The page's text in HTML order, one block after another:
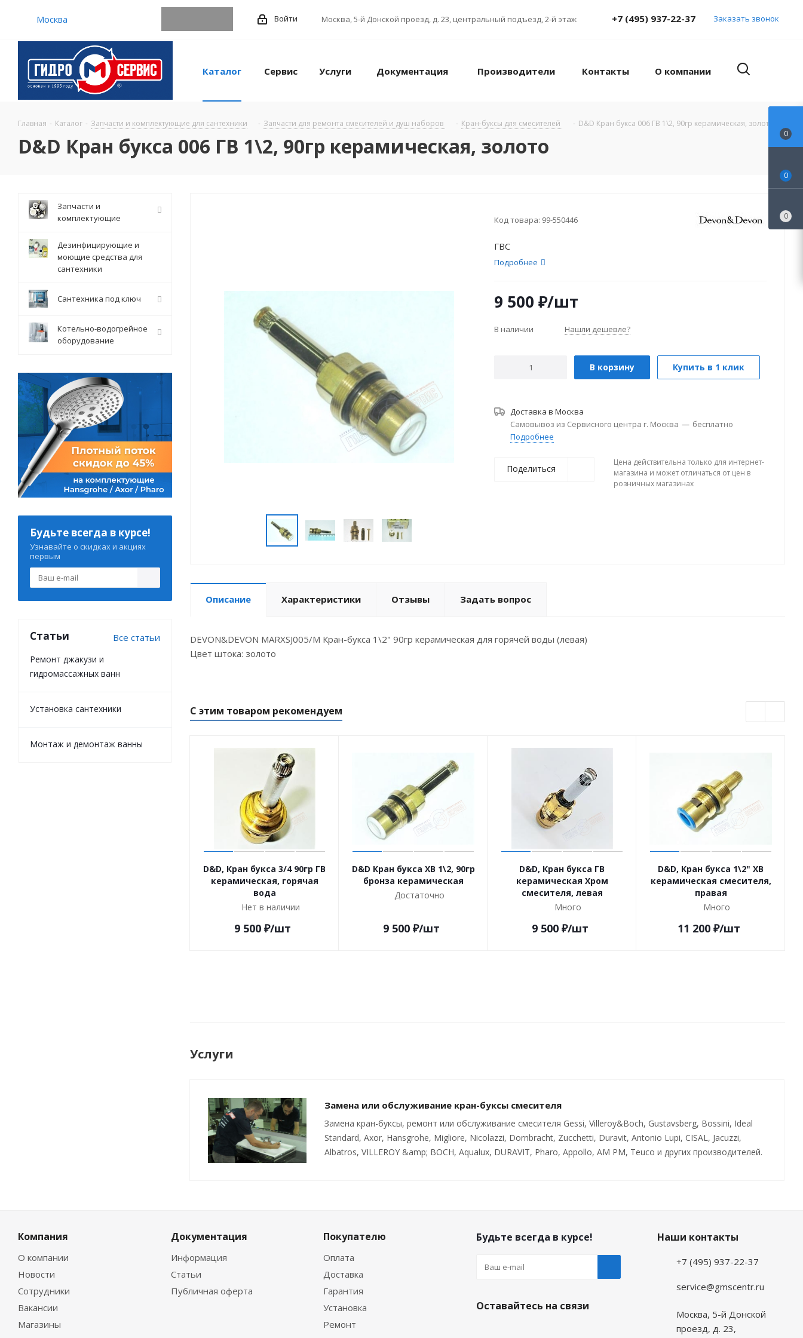
Москва Войти Москва,5-й Донской проезд, д. 23, центральный подъезд, 2-й этаж +7 (495) 937-22-37 Заказать звонок
Каталог Сервис Услуги Документация Производители Контакты О компании
Главная - Каталог - Запчасти и комплектующие для сантехники - Запчасти для ремонта смесителей и душ наборов - Кран-буксы для смесителей - D&D Кран букса 006 ГВ 1\2, 90гр керамическая, золото
D&D Кран букса 006 ГВ 1\2, 90гр керамическая, золото
Код товара: 99-550446
ГВС
Подробнее
9 500 ₽/шт
В наличии Нашли дешевле?
В корзину Купить в 1 клик
Доставка в Москва
Самовывоз из Сервисного центра г. Москва — бесплатно
Подробнее
Поделиться
Цена действительна только для интернет-
магазина и может отличаться от цен в
розничных магазинах
Описание Характеристики Отзывы Задать вопрос
DEVON&DEVON MARXSJ005/M Кран-букса 1\2" 90гр керамическая для горячей воды (левая)
Цвет штока: золото
С этим товаром рекомендуем
D&D, Кран букса 3/4 90гр ГВ
керамическая, горячая
вода
Нет в наличии
9 500₽/шт
D&D Кран букса ХВ 1\2, 90гр
бронза керамическая
Достаточно
9 500₽/шт
D&D, Кран букса ГВ
керамическая Хром
смесителя, левая
Много
9 500₽/шт
D&D, Кран букса 1\2" ХВ
керамическая смесителя,
правая
Много
11 200₽/шт
Услуги
Замена или обслуживание кран-буксы смесителя
Замена кран-буксы, ремонт или обслуживание смесителя Gessi, Villeroy&Boch, Gustavsberg, Bossini, Ideal
Standard, Axor, Hansgrohe, Migliore, Nicolazzi, Dornbracht, Zucchetti, Duravit, Antonio Lupi, CISAL, Jacuzzi,
Albatros, VILLEROY &amp; BOCH, Aqualux, DURAVIT, Pharo, Appollo, AM PM, Teuco и других производителей.
Запчасти и
комплектующие
Дезинфицирующие и
моющие средства для
сантехники
Сантехника под ключ
Котельно-водогрейное
оборудование
Будьте всегда в курсе!
Узнавайте о скидках и акциях
первым
Статьи Все статьи
Ремонт джакузи и
гидромассажных ванн
Установка сантехники
Монтаж и демонтаж ванны
Компания
О компании
Новости
Сотрудники
Вакансии
Магазины
Документация
Информация
Статьи
Публичная оферта
Покупателю
Оплата
Доставка
Гарантия
Установка
Ремонт
Будьте всегда в курсе!
Оставайтесь на связи
Наши контакты
+7 (495) 937-22-37
service@gmscentr.ru
Москва, 5-й Донской
проезд, д. 23,
0
0
0